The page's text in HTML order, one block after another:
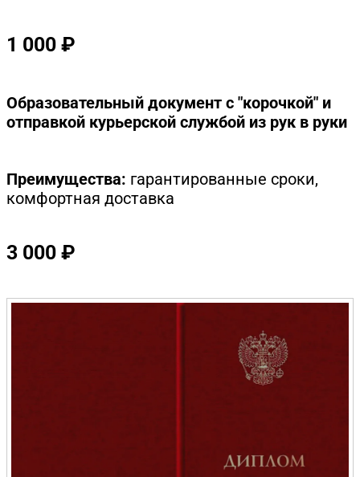
1 000 ₽
Образовательный документ с "корочкой" и
отправкой курьерской службой из рук в руки
Преимущества: гарантированные сроки,
комфортная доставка
3 000 ₽